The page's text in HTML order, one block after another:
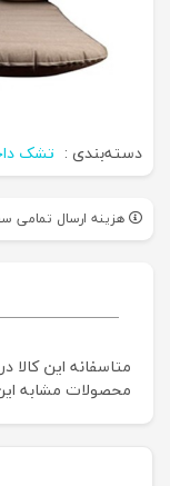
دسته‌بندی : تشک
هزینه ارسال تمامی
متاسفانه این
محصولات مشابه